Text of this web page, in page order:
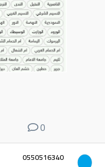
0
0550516340